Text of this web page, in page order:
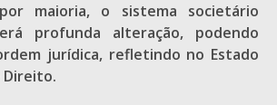
maioria, o sistema societário
profunda alteração, podendo
jurídica, refletindo no Estado
Direito.